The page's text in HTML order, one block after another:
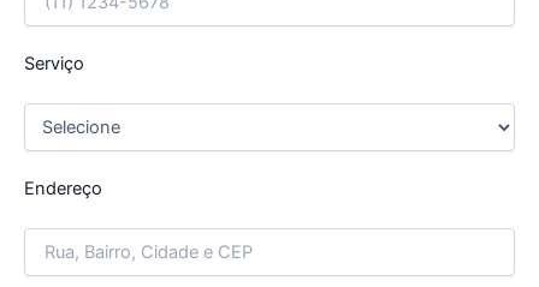
Serviço
Endereço